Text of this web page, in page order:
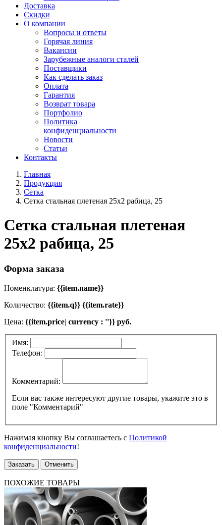
Доставка
Скидки
О компании
Вопросы и ответы
Горячая линия
Вакансии
Зарубежные аналоги сталей
Поставщики
Как сделать заказ
Оплата
Гарантия
Возврат товара
Портфолио
Политика
конфиденциальности
Новости
Статьи
Контакты
Главная
Продукция
Сетка
Сетка стальная плетеная 25x2 рабица, 25
Сетка стальная плетеная
25x2 рабица, 25
Форма заказа
Номенклатура: {{item.name}}
Количество: {{item.q}} {{item.rate}}
Цена: {{item.price| currency : ''}} руб.
Имя:
Телефон:
Комментарий:
Если вас также интересуют другие товары, укажите это в
поле "Комментарий"
Нажимая кнопку Вы соглашаетесь с Политикой
конфиденциальности!
Заказать Отменить
ПОХОЖИЕ ТОВАРЫ